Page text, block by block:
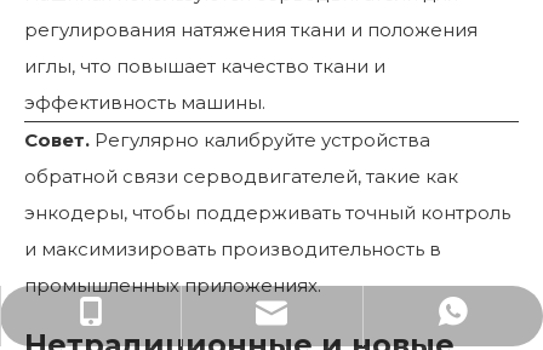
регулирования натяжения ткани и положения
иглы, что повышает качество ткани и
эффективность машины.
Совет. Регулярно калибруйте устройства
обратной связи серводвигателей, такие как
энкодеры, чтобы поддерживать точный контроль
и максимизировать производительность в
промышленных приложениях.
Мисс Ян: +86-13714803172
marketing@laeg.com
+86-13714803172